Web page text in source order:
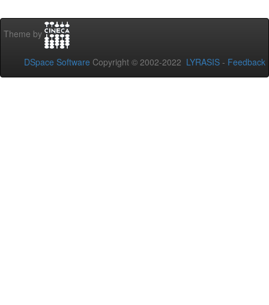
Theme by
DSpace Software Copyright © 2002-2022 LYRASIS - Feedback